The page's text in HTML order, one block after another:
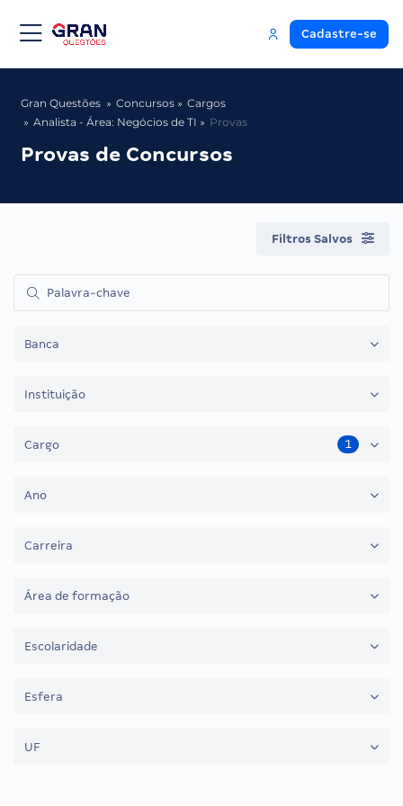
Cadastre-se
Gran Questões Concursos
Cargos
Analista - Área: Negócios de TI
Provas
Provas de Concursos
Filtros Salvos
Banca
Instituição
Cargo 1
Ano
Carreira
Área de formação
Escolaridade
Esfera
UF